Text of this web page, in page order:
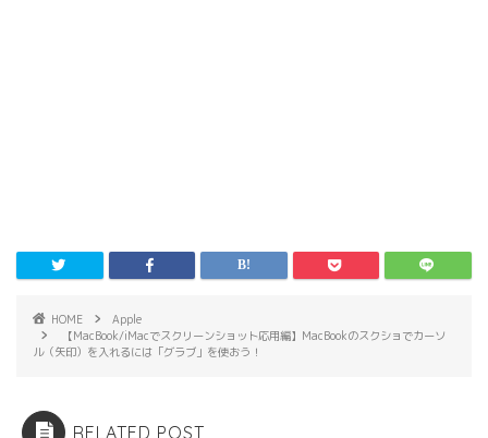
HOME
Apple
【MacBook/iMacでスクリーンショット応用編】MacBookのスクショでカーソ
ル（矢印）を入れるには「グラブ」を使おう！
RELATED POST